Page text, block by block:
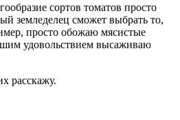
сортов томатов просто
земледелец сможет выбрать то,
просто обожаю мясистые
удовольствием высаживаю
расскажу.